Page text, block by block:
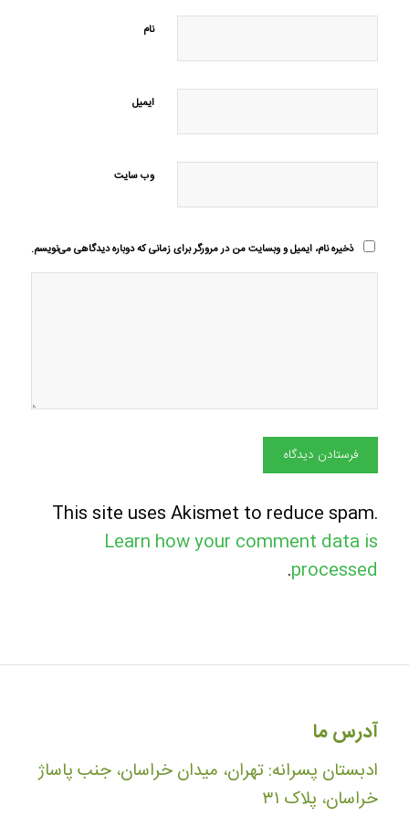
نام
ایمیل
وب‌ سایت
ذخیره نام، ایمیل و وبسایت من در مرورگر برای زمانی که دوباره دیدگاهی می‌نویسم.
This site uses Akismet to reduce spam.
Learn how your comment data is
processed
.
آدرس ما
ادبستان پسرانه: تهران، میدان خراسان، جنب پاساژ
خراسان، پلاک ۳۱